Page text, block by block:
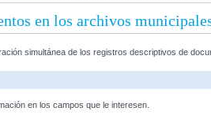
en los archivos
simultánea de los registros descriptivos de
en los campos que le interesen.